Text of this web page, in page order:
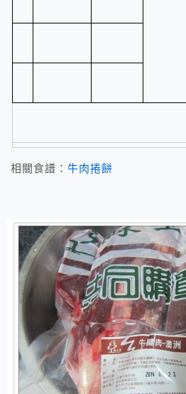
相關食譜：牛肉捲餅